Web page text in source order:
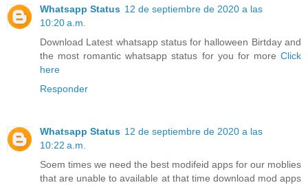
Whatsapp Status 12 de septiembre de 2020 a las
10:20 a.m.
Download Latest whatsapp status for halloween Birtday and
the most romantic whatsapp status for you for more Click
here
Responder
Whatsapp Status 12 de septiembre de 2020 a las
10:22 a.m.
Soem times we need the best modifeid apps for our moblies
that are unable to available at that time download mod apps